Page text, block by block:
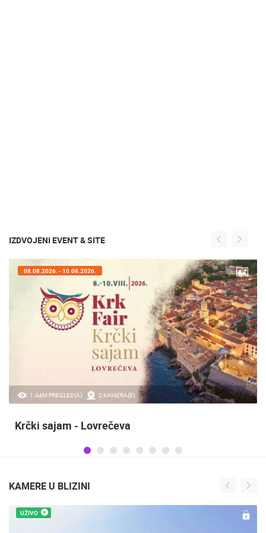
IZDVOJENI EVENT & SITE
20.97K PREGLED(A) 2 KAMERA(E)
07.08.2026. - 09.08.2026.
Sinjska alka
KAMERE U BLIZINI
UŽIVO